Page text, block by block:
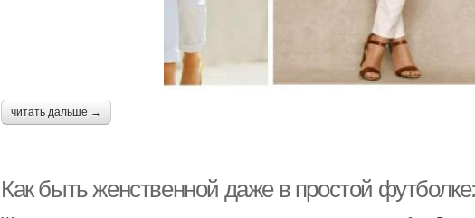
читать дальше →
Как быть женственной даже в простой